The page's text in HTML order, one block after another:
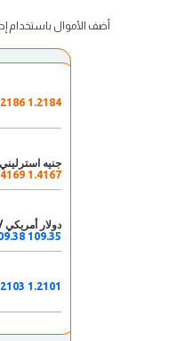
أضف الأموال باستخدام إحدى طرق
جنيه استرليني / دولار
دولار أمريكي / ين ياباني